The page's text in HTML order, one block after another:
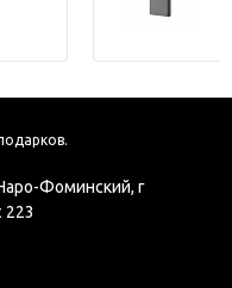
Фоминский, г
223